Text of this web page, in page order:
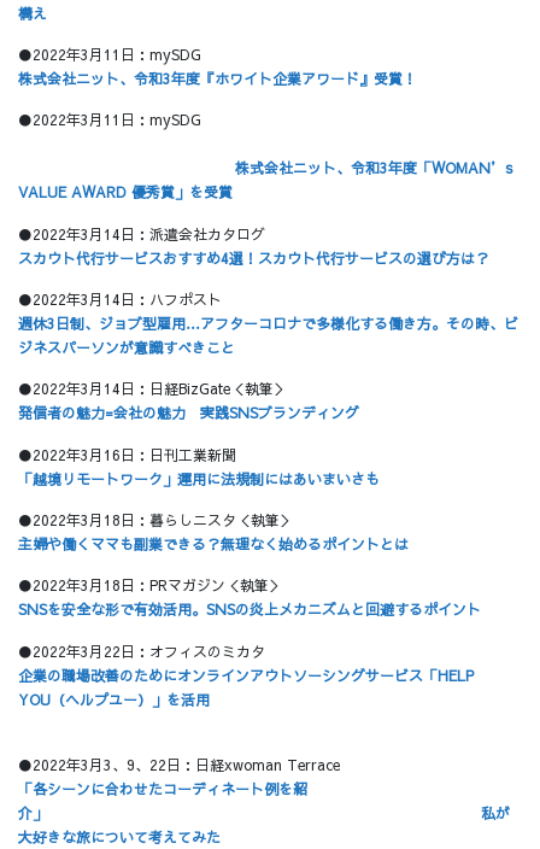
構え
●2022年3月11日：mySDG
株式会社ニット、令和3年度『ホワイト企業アワード』受賞！
●2022年3月11日：mySDG
株式会社ニット、令和3年度「WOMAN’s
VALUE AWARD 優秀賞」を受賞
●2022年3月14日：派遣会社カタログ
スカウト代行サービスおすすめ4選！スカウト代行サービスの選び方は？
●2022年3月14日：ハフポスト
週休3日制、ジョブ型雇用…アフターコロナで多様化する働き方。その時、ビ
ジネスパーソンが意識すべきこと
●2022年3月14日：日経BizGate＜執筆＞
発信者の魅力=会社の魅力 実践SNSブランディング
●2022年3月16日：日刊工業新聞
「越境リモートワーク」運用に法規制にはあいまいさも
●2022年3月18日：暮らしニスタ＜執筆＞
主婦や働くママも副業できる？無理なく始めるポイントとは
●2022年3月18日：PRマガジン＜執筆＞
SNSを安全な形で有効活用。SNSの炎上メカニズムと回避するポイント
●2022年3月22日：オフィスのミカタ
企業の職場改善のためにオンラインアウトソーシングサービス「HELP
YOU（ヘルプユー）」を活用
●2022年3月3、9、22日：日経xwoman Terrace
「各シーンに合わせたコーディネート例を紹
介」
私が
大好きな旅について考えてみた